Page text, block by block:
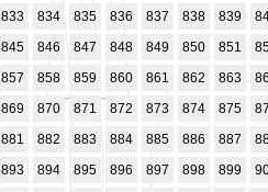
833 834 835 836 837 838 839
845 846 847 848 849 850 851
857 858 859 860 861 862 863
869 870 871 872 873 874 875
881 882 883 884 885 886 887
893 894 895 896 897 898 899